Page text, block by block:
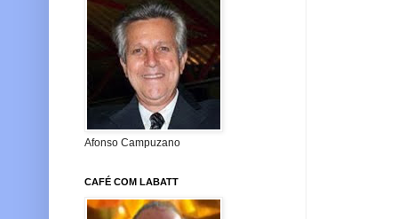
Afonso Campuzano
CAFÉ COM LABATT